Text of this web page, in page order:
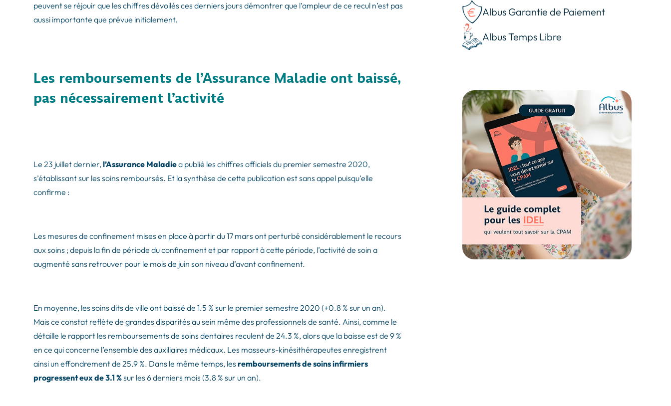
peuvent se réjouir que les chiffres dévoilés ces derniers jours démontrer que l’ampleur de ce recul n’est pas
aussi importante que prévue initialement.
Les remboursements de l’Assurance Maladie ont baissé,
pas nécessairement l’activité
Le 23 juillet dernier,l’Assurance Maladiea publié les chiffres officiels du premier semestre 2020,
s’établissant sur les soins remboursés. Et la synthèse de cette publication est sans appel puisqu’elle
confirme :
Les mesures de confinement mises en place à partir du 17 mars ont perturbé considérablement le recours
aux soins ; depuis la fin de période du confinement et par rapport à cette période, l’activité de soin a
augmenté sans retrouver pour le mois de juin son niveau d’avant confinement.
En moyenne, les soins dits de ville ont baissé de 1.5 % sur le premier semestre 2020 (+0.8 % sur un an).
Mais ce constat reflète de grandes disparités au sein même des professionnels de santé. Ainsi, comme le
détaille le rapport les remboursements de soins dentaires reculent de 24.3 %, alors que la baisse est de 9 %
en ce qui concerne l’ensemble des auxiliaires médicaux. Les masseurs-kinésithérapeutes enregistrent
ainsi un effondrement de 25.9 %. Dans le même temps, les remboursements de soins infirmiers
progressent eux de 3.1 %sur les 6 derniers mois (3.8 % sur un an).
Albus Garantie de Paiement
Albus Temps Libre